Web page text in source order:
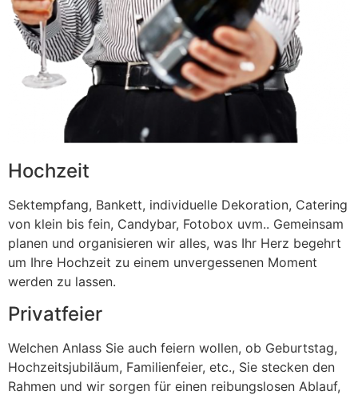
Hochzeit
Sektempfang, Bankett, individuelle Dekoration, Catering
von klein bis fein, Candybar, Fotobox uvm.. Gemeinsam
planen und organisieren wir alles, was Ihr Herz begehrt
um Ihre Hochzeit zu einem unvergessenen Moment
werden zu lassen.
Privatfeier
Welchen Anlass Sie auch feiern wollen, ob Geburtstag,
Hochzeitsjubiläum, Familienfeier, etc., Sie stecken den
Rahmen und wir sorgen für einen reibungslosen Ablauf,